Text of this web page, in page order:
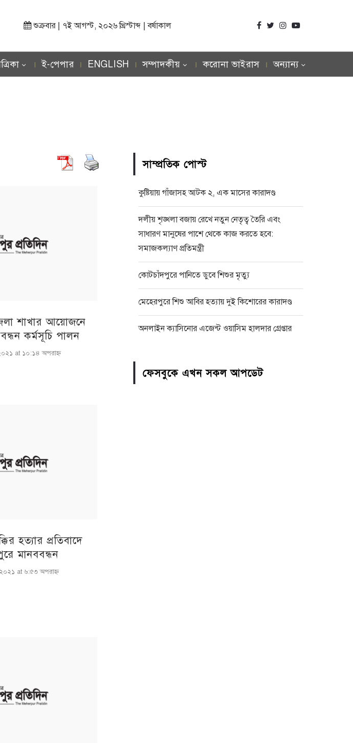
শুক্রবার | ৭ই আগস্ট, ২০২৬ খ্রিস্টাব্দ | বর্ষাকাল
ই-পেপার ENGLISH সম্পাদকীয় করোনা ভাইরাস অন্যান্য
শাখার আয়োজনে
কর্মসূচি পালন
at ১০:১৪ অপরাহ্ণ
হত্যার প্রতিবাদে
মানববন্ধন
২০২১ at ৬:৫৩ অপরাহ্ণ
সাম্প্রতিক পোস্ট
কুষ্টিয়ায় গাঁজাসহ আটক ২, এক মাসের কারাদণ্ড
দলীয় শৃঙ্খলা বজায় রেখে নতুন নেতৃত্ব তৈরি এবং
সাধারণ মানুষের পাশে থেকে কাজ করতে হবে:
সমাজকল্যাণ প্রতিমন্ত্রী
কোটচাঁদপুরে পানিতে ডুবে শিশুর মৃত্যু
মেহেরপুরে শিশু আবির হত্যায় দুই কিশোরের কারাদণ্ড
অনলাইন ক্যাসিনোর এজেন্ট ওয়াসিম হালদার গ্রেপ্তার
ফেসবুকে এখন সকল আপডেট